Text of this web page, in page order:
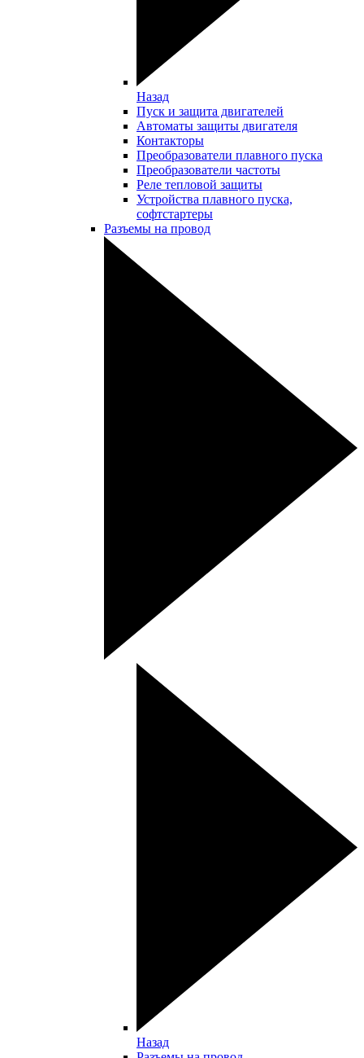
Назад
Пуск и защита двигателей
Автоматы защиты двигателя
Контакторы
Преобразователи плавного пуска
Преобразователи частоты
Реле тепловой защиты
Устройства плавного пуска,
софтстартеры
Разъемы на провод
Назад